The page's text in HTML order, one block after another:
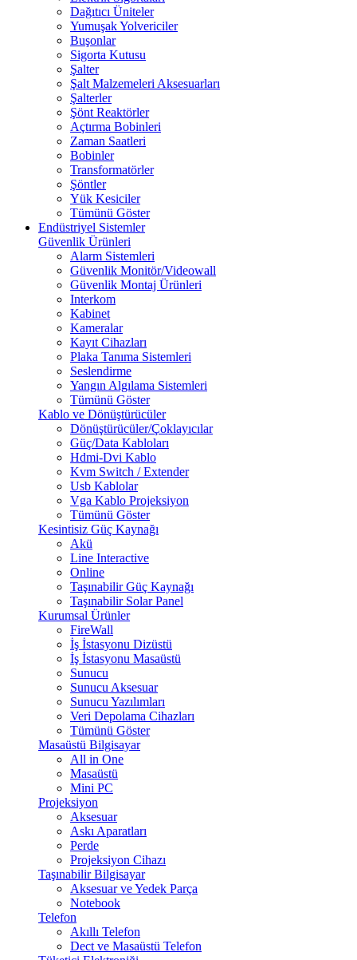
Dağıtıcı Üniteler
Yumuşak Yolvericiler
Buşonlar
Sigorta Kutusu
Şalter
Şalt Malzemeleri Aksesuarları
Şalterler
Şönt Reaktörler
Açtırma Bobinleri
Zaman Saatleri
Bobinler
Transformatörler
Şöntler
Yük Kesiciler
Tümünü Göster
Endüstriyel Sistemler
Güvenlik Ürünleri
Alarm Sistemleri
Güvenlik Monitör/Videowall
Güvenlik Montaj Ürünleri
Interkom
Kabinet
Kameralar
Kayıt Cihazları
Plaka Tanıma Sistemleri
Seslendirme
Yangın Algılama Sistemleri
Tümünü Göster
Kablo ve Dönüştürücüler
Dönüştürücüler/Çoklayıcılar
Güç/Data Kabloları
Hdmi-Dvi Kablo
Kvm Switch / Extender
Usb Kablolar
Vga Kablo Projeksiyon
Tümünü Göster
Kesintisiz Güç Kaynağı
Akü
Line Interactive
Online
Taşınabilir Güç Kaynağı
Taşınabilir Solar Panel
Kurumsal Ürünler
FireWall
İş İstasyonu Dizüstü
İş İstasyonu Masaüstü
Sunucu
Sunucu Aksesuar
Sunucu Yazılımları
Veri Depolama Cihazları
Tümünü Göster
Masaüstü Bilgisayar
All in One
Masaüstü
Mini PC
Projeksiyon
Aksesuar
Askı Aparatları
Perde
Projeksiyon Cihazı
Taşınabilir Bilgisayar
Aksesuar ve Yedek Parça
Notebook
Telefon
Akıllı Telefon
Dect ve Masaüstü Telefon